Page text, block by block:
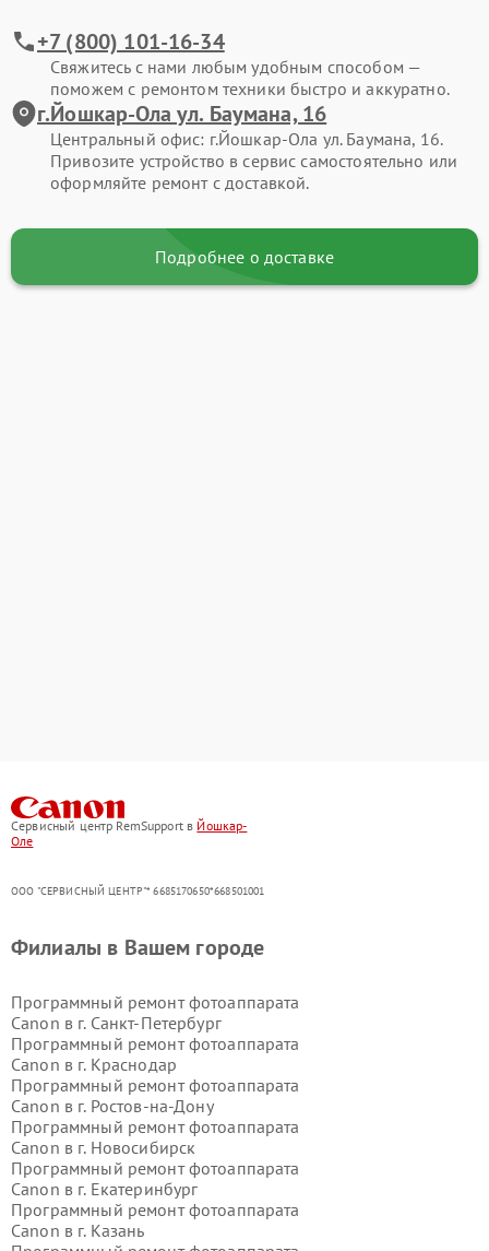
+7 (800) 101-16-34
Свяжитесь с нами любым удобным способом —
поможем с ремонтом техники быстро и аккуратно.
г.Йошкар-Ола ул. Баумана, 16
Центральный офис: г.Йошкар-Ола ул. Баумана, 16.
Привозите устройство в сервис самостоятельно или
оформляйте ремонт с доставкой.
Подробнее о доставке
Сервисный центр RemSupport в Йошкар-
Оле
ООО "СЕРВИСНЫЙ ЦЕНТР"* 6685170650*668501001
Филиалы в Вашем городе
Программный ремонт фотоаппарата
Canon в г. Санкт-Петербург
Программный ремонт фотоаппарата
Canon в г. Краснодар
Программный ремонт фотоаппарата
Canon в г. Ростов-на-Дону
Программный ремонт фотоаппарата
Canon в г. Новосибирск
Программный ремонт фотоаппарата
Canon в г. Екатеринбург
Программный ремонт фотоаппарата
Canon в г. Казань